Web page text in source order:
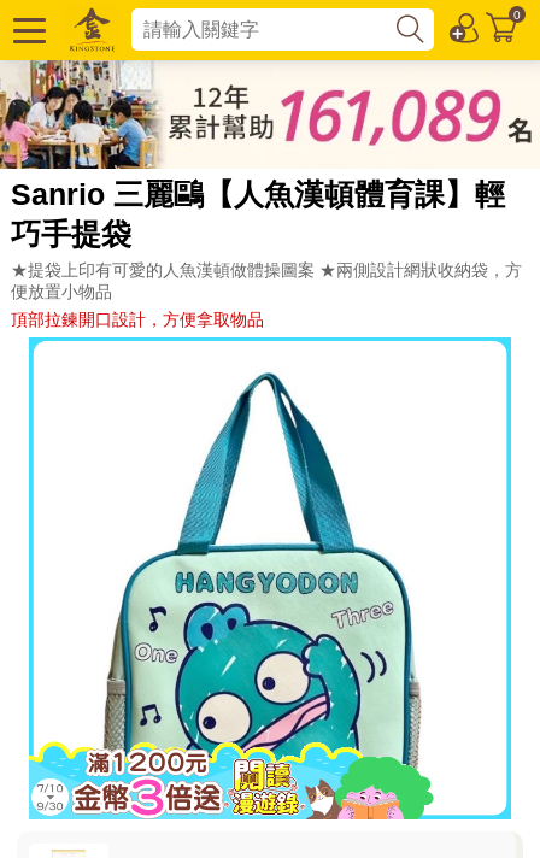
0
Sanrio 三麗鷗【人魚漢頓體育課】輕
巧手提袋
★提袋上印有可愛的人魚漢頓做體操圖案 ★兩側設計網狀收納袋，方
便放置小物品
頂部拉鍊開口設計，方便拿取物品